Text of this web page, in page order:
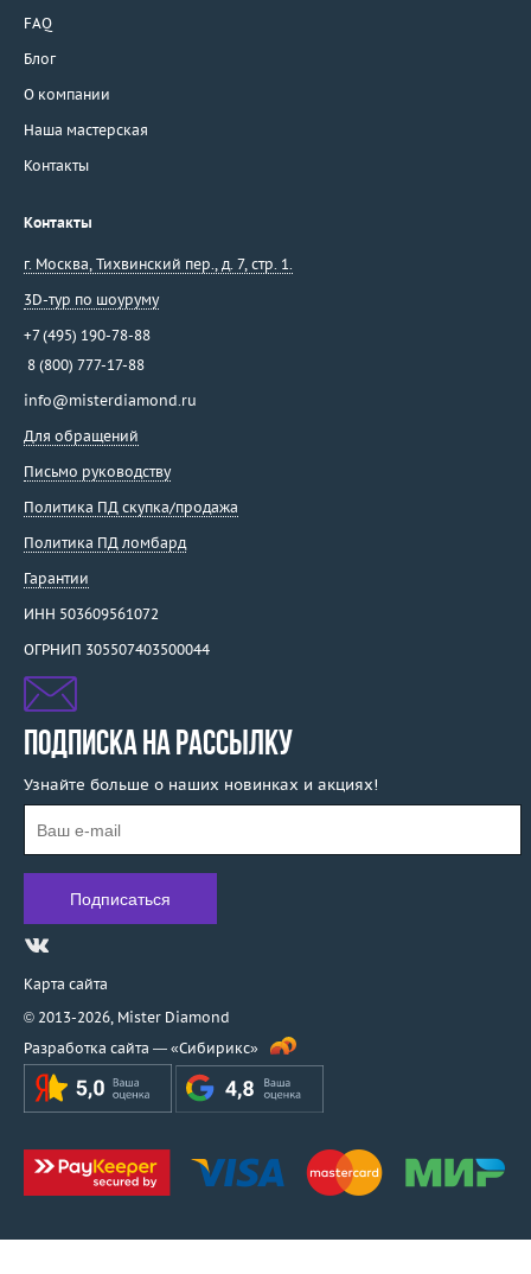
FAQ
Блог
О компании
Наша мастерская
Контакты
Контакты
г. Москва, Тихвинский пер., д. 7, стр. 1.
3D-тур по шоуруму
+7 (495) 190-78-88
8 (800) 777-17-88
info@misterdiamond.ru
Для обращений
Письмо руководству
Политика ПД скупка/продажа
Политика ПД ломбард
Гарантии
ИНН 503609561072
ОГРНИП 305507403500044
ПОДПИСКА НА РАССЫЛКУ
Узнайте больше о наших новинках и акциях!
Карта сайта
© 2013-2026, Mister Diamond
Разработка сайта — «Сибирикс»